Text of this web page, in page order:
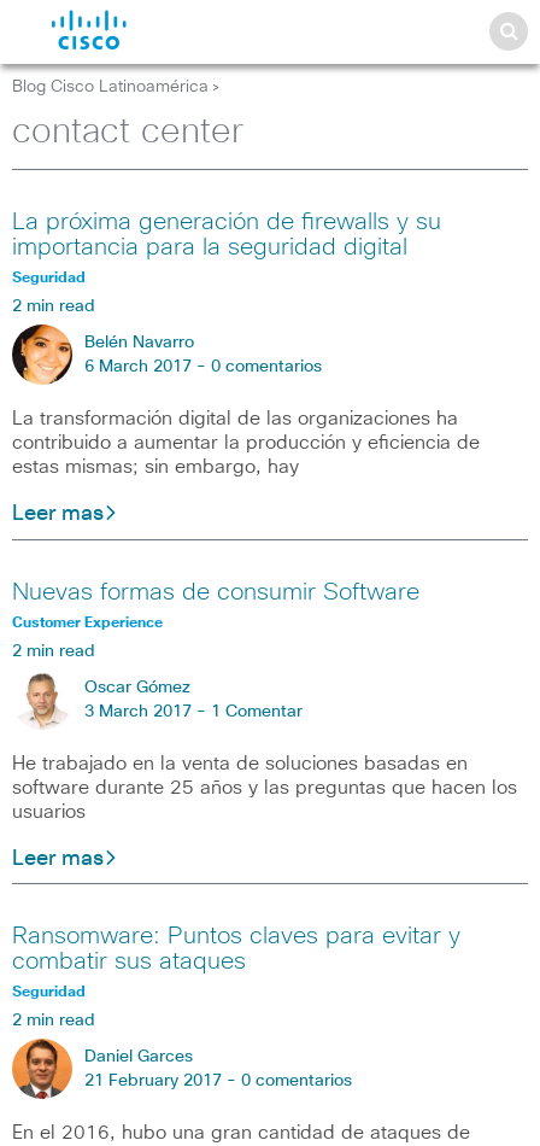
Blog Cisco Latinoamérica >
contact center
La próxima generación de firewalls y su
importancia para la seguridad digital
Seguridad
2 min read
Belén Navarro
6 March 2017 - 0 comentarios
La transformación digital de las organizaciones ha
contribuido a aumentar la producción y eficiencia de
estas mismas; sin embargo, hay
Leer mas
Nuevas formas de consumir Software
Customer Experience
2 min read
Oscar Gómez
3 March 2017 - 1 Comentar
He trabajado en la venta de soluciones basadas en
software durante 25 años y las preguntas que hacen los
usuarios
Leer mas
Ransomware: Puntos claves para evitar y
combatir sus ataques
Seguridad
2 min read
Daniel Garces
21 February 2017 - 0 comentarios
En el 2016, hubo una gran cantidad de ataques de